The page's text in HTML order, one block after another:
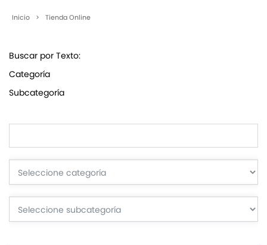
Inicio > Tienda Online
Buscar por Texto:
Categoría
Subcategoría